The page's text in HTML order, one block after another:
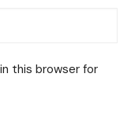
this browser for